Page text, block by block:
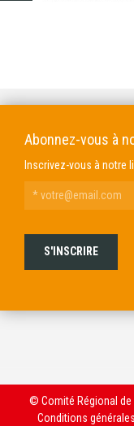
Abonnez-vous à
Inscrivez-vous à notre
© Comité Régional de
Conditions